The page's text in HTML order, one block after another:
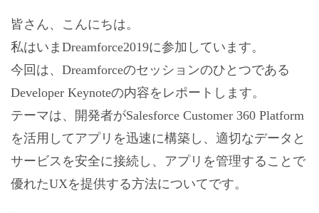
皆さん、こんにちは。
私はいまDreamforce2019に参加しています。
今回は、Dreamforceのセッションのひとつである
Developer Keynoteの内容をレポートします。
テーマは、開発者がSalesforce Customer 360 Platform
を活用してアプリを迅速に構築し、適切なデータと
サービスを安全に接続し、アプリを管理することで
優れたUXを提供する方法についてです。